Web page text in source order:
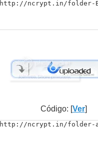
http://ncrypt.in/folder-
Código: [Ver]
http://ncrypt.in/folder-